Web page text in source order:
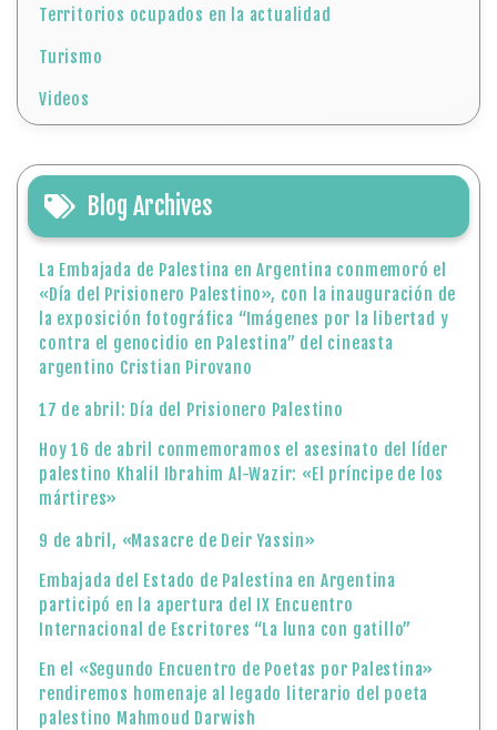
Territorios ocupados en la actualidad
Turismo
Videos
Blog Archives
La Embajada de Palestina en Argentina conmemoró el
«Día del Prisionero Palestino», con la inauguración de
la exposición fotográfica “Imágenes por la libertad y
contra el genocidio en Palestina” del cineasta
argentino Cristian Pirovano
17 de abril: Día del Prisionero Palestino
Hoy 16 de abril conmemoramos el asesinato del líder
palestino Khalil Ibrahim Al-Wazir: «El príncipe de los
mártires»
9 de abril, «Masacre de Deir Yassin»
Embajada del Estado de Palestina en Argentina
participó en la apertura del IX Encuentro
Internacional de Escritores “La luna con gatillo”
En el «Segundo Encuentro de Poetas por Palestina»
rendiremos homenaje al legado literario del poeta
palestino Mahmoud Darwish